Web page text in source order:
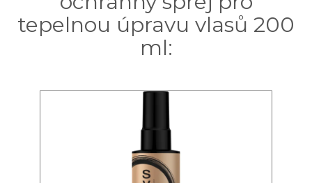
tepelnou úpravu vlasů 200
ml: